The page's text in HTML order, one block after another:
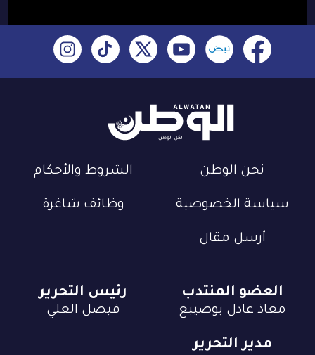
نحن الوطن الشروط والأحكام
سياسة الخصوصية وظائف شاغرة
أرسل مقال
العضو المنتدب
معاذ عادل بوصيبع
رئيس التحرير
فيصل العلي
مدير التحرير